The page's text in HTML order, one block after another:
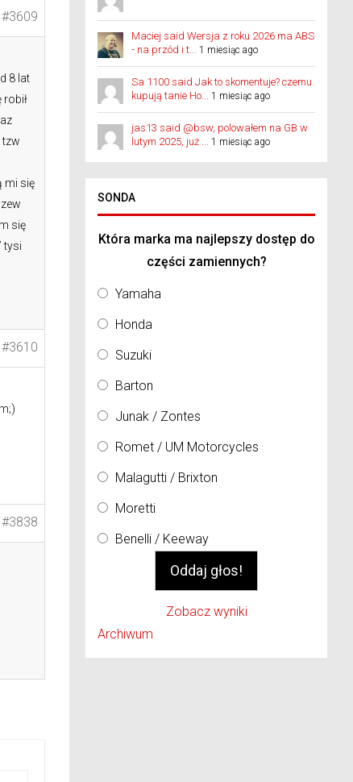
#3609
8 lat
robił
mi się
się
tysi
#3610
#3838
Maciej said Wersja z roku 2026 ma ABS
- na przód i t... 1 miesiąc ago
Sa 1100 said Jak to skomentuje? czemu
kupują tanie Ho... 1 miesiąc ago
jas13 said @bsw, polowałem na GB w
lutym 2025, już ... 1 miesiąc ago
SONDA
Która marka ma najlepszy dostęp do
części zamiennych?
Yamaha
Honda
Suzuki
Barton
Junak / Zontes
Romet / UM Motorcycles
Malagutti / Brixton
Moretti
Benelli / Keeway
Zobacz wyniki
Archiwum